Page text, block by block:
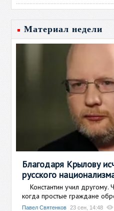
Материал недели
Благодаря Крылову
русского
Константин учил другому.
когда простые граждане
Павел Святенков 23 сен, 14:48